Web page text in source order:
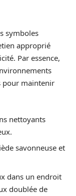
symboles
approprié
Par essence,
pour maintenir
nettoyants
savonneuse et
dans un endroit
doublée de